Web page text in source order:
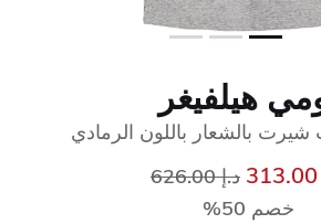
هيلفيغر
بالشعار باللون الرمادي
سعر مخفض مند.إ 626.00
خصم 50%